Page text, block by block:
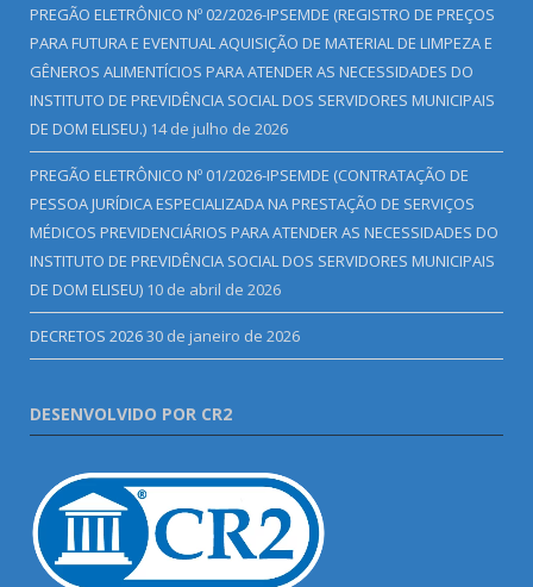
PREGÃO ELETRÔNICO Nº 02/2026-IPSEMDE (REGISTRO DE PREÇOS
PARA FUTURA E EVENTUAL AQUISIÇÃO DE MATERIAL DE LIMPEZA E
GÊNEROS ALIMENTÍCIOS PARA ATENDER AS NECESSIDADES DO
INSTITUTO DE PREVIDÊNCIA SOCIAL DOS SERVIDORES MUNICIPAIS
DE DOM ELISEU.) 14 de julho de 2026
PREGÃO ELETRÔNICO Nº 01/2026-IPSEMDE (CONTRATAÇÃO DE
PESSOA JURÍDICA ESPECIALIZADA NA PRESTAÇÃO DE SERVIÇOS
MÉDICOS PREVIDENCIÁRIOS PARA ATENDER AS NECESSIDADES DO
INSTITUTO DE PREVIDÊNCIA SOCIAL DOS SERVIDORES MUNICIPAIS
DE DOM ELISEU) 10 de abril de 2026
DECRETOS 202630 de janeiro de 2026
DESENVOLVIDO POR CR2